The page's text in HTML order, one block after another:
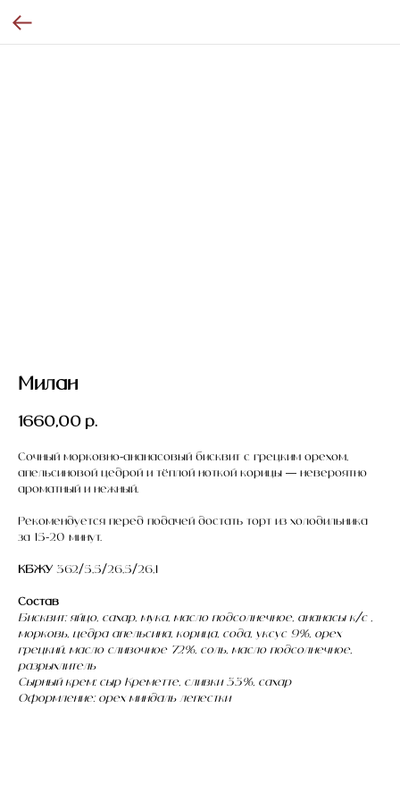
Милан
1660,00 р.
Сочный морковно-ананасовый бисквит с грецким орехом,
апельсиновой цедрой и тёплой ноткой корицы — невероятно
ароматный и нежный.
Рекомендуется перед подачей достать торт из холодильника
за 15-20 минут.
КБЖУ 362/5,5/26,5/26,1
Состав
Бисквит: яйцо, сахар, мука, масло подсолнечное, ананасы к/c ,
морковь, цедра апельсина, корица, сода, уксус 9%, орех
грецкий, масло сливочное 72%, соль, масло подсолнечное,
разрыхлитель
Сырный крем: сыр Креметте, сливки 33%, сахар
Оформление: орех миндаль лепестки